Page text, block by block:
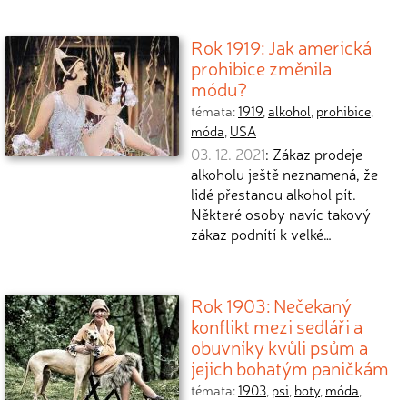
Rok 1919: Jak americká
prohibice změnila
módu?
témata:1919,alkohol, prohibice,
móda, USA
03. 12. 2021: Zákaz prodeje
alkoholu ještě neznamená, že
lidé přestanou alkohol pít.
Některé osoby navíc takový
zákaz podnítí k velké…
Rok 1903: Nečekaný
konflikt mezi sedláři a
obuvníky kvůli psům a
jejich bohatým paničkám
témata:1903, psi, boty, móda,